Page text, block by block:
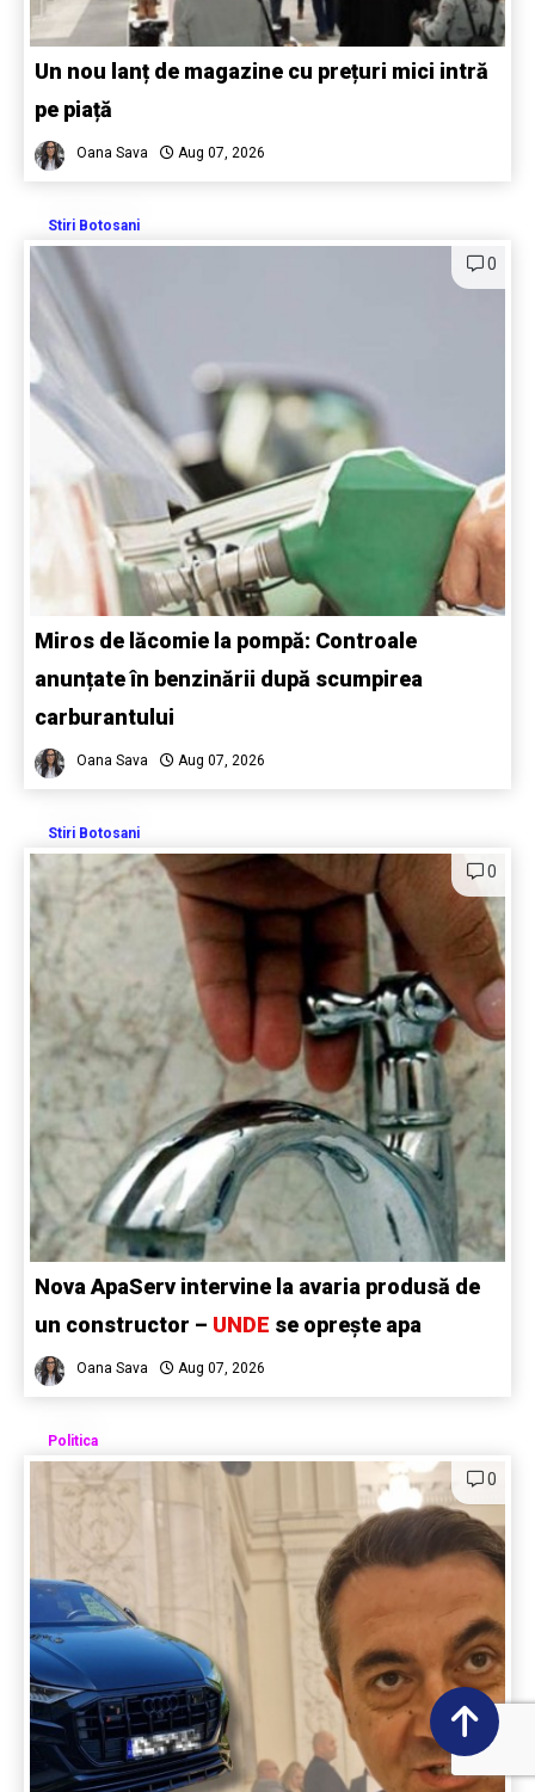
Un nou lanț de magazine cu prețuri mici intră
pe piață
Oana Sava Aug 07, 2026
Stiri Botosani
0
Miros de lăcomie la pompă: Controale
anunțate în benzinării după scumpirea
carburantului
Oana Sava Aug 07, 2026
Stiri Botosani
0
Nova ApaServ intervine la avaria produsă de
un constructor – UNDE se oprește apa
Oana Sava Aug 07, 2026
Politica
0